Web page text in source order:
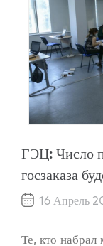
ГЭЦ: Число
госзаказа
16 Апрель
Те, кто